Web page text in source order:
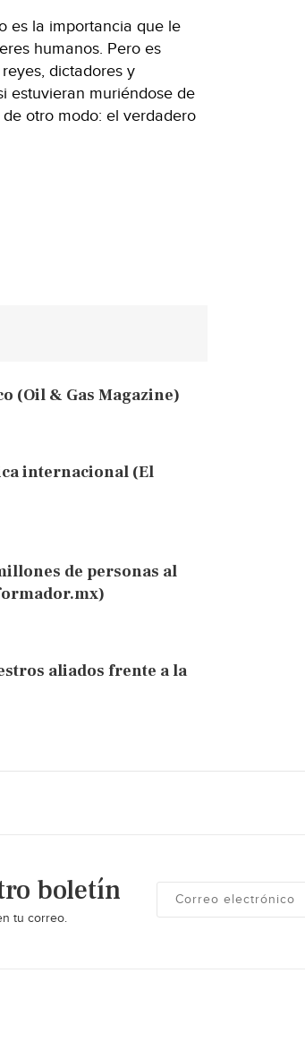
es la importancia que le
humanos. Pero es
dictadores y
estuvieran muriéndose de
otro modo: el verdadero
(Oil & Gas Magazine)
internacional (El
de personas al
aliados frente a la
boletín
tu correo.